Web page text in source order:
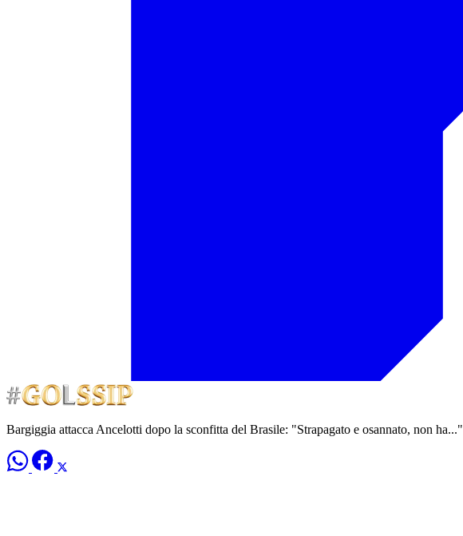
Bargiggia attacca Ancelotti dopo la sconfitta del Brasile: "Strapagato e osannato, non ha..."